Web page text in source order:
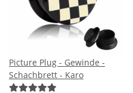
Picture Plug - Gewinde -
Schachbrett - Karo